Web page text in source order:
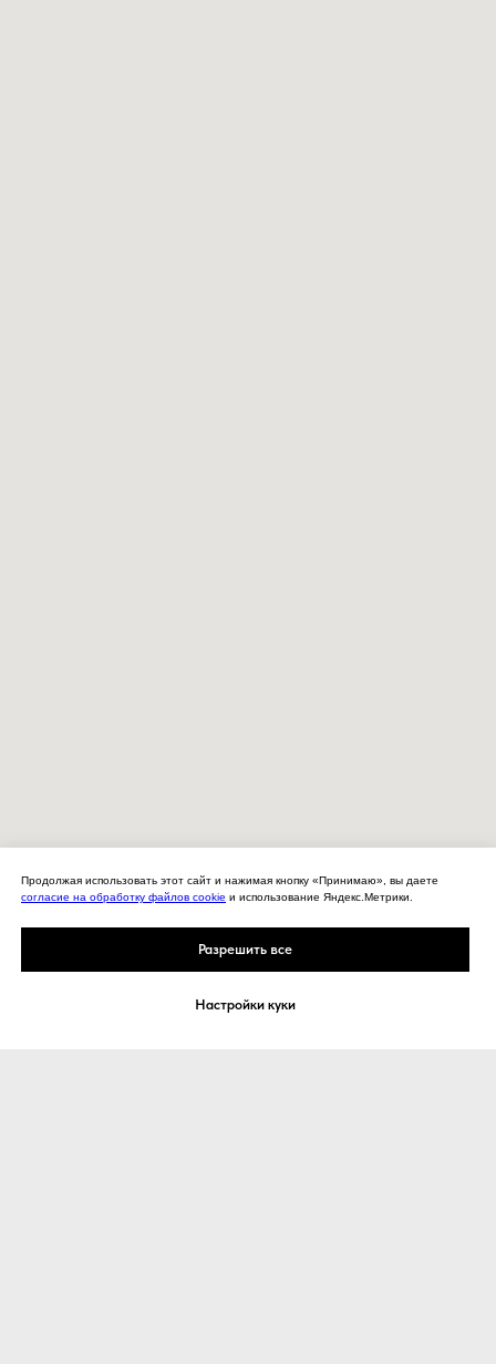
Продолжая использовать этот сайт и нажимая кнопку «Принимаю», вы даете
согласие на обработку файлов cookie и использование Яндекс.Метрики.
Разрешить все
Настройки куки